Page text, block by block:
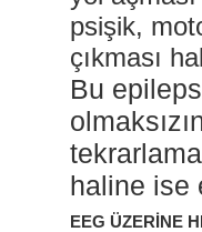
psişik,
çıkması
Bu
haline ise
EEG ÜZERİNE